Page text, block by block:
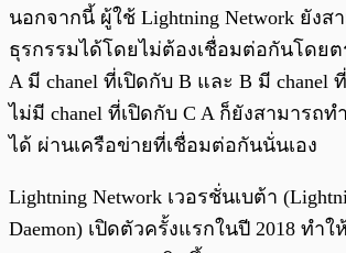
นอกจากนี้ ผู้ใช้ Lightning Network ยังส
ธุรกรรมได้โดยไม่ต้องเชื่อมต่อกันโดย
A มี chanel ที่เปิดกับ B และ B มี chanel
ไม่มี chanel ที่เปิดกับ C A ก็ยังสามารถท
ได้ ผ่านเครือข่ายที่เชื่อมต่อกันนั่นเอง
Lightning Network เวอรชั่นเบต้า
Daemon) เปิดตัวครั้งแรกในปี 2018 ทำ